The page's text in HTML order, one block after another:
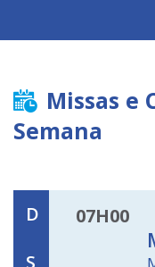
Missas e
Semana
D 07H00